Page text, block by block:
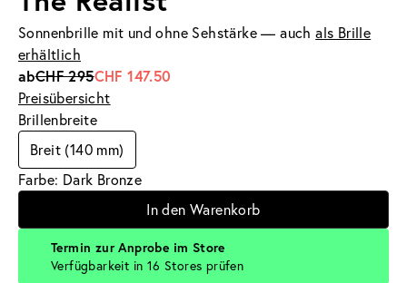
Sonnenbrille mit und ohne Sehstärke — auchals Brille
erhältlich
abCHF 295CHF 147.50
Preisübersicht
Brillenbreite
Breit (140 mm)
Farbe: Dark Bronze
In den Warenkorb
Termin zur Anprobe im Store
Verfügbarkeit in 16 Stores prüfen